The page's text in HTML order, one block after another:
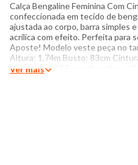
Calça Bengaline Feminina Com
confeccionada em tecido de
ajustada ao corpo, barra simples
acrílica com efeito. Perfeita para
Aposte! Modelo veste peça no
Altura: 1,74m Busto: 83cm
Manequim: 38 Especificações: -
Ver mais